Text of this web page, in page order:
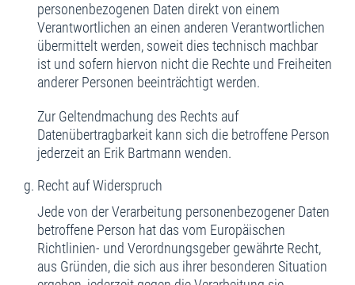
personenbezogenen Daten direkt von einem
Verantwortlichen an einen anderen Verantwortlichen
übermittelt werden, soweit dies technisch machbar
ist und sofern hiervon nicht die Rechte und Freiheiten
anderer Personen beeinträchtigt werden.
Zur Geltendmachung des Rechts auf
Datenübertragbarkeit kann sich die betroffene Person
jederzeit an Erik Bartmann wenden.
Recht auf Widerspruch
Jede von der Verarbeitung personenbezogener Daten
betroffene Person hat das vom Europäischen
Richtlinien- und Verordnungsgeber gewährte Recht,
aus Gründen, die sich aus ihrer besonderen Situation